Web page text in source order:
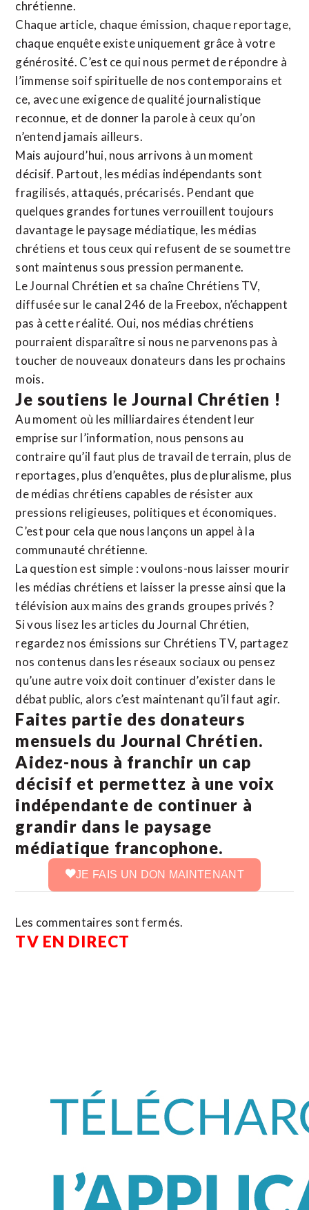
chrétienne.
Chaque article, chaque émission, chaque reportage,
chaque enquête existe uniquement grâce à votre
générosité. C’est ce qui nous permet de répondre à
l’immense soif spirituelle de nos contemporains et
ce, avec une exigence de qualité journalistique
reconnue, et de donner la parole à ceux qu’on
n’entend jamais ailleurs.
Mais aujourd’hui, nous arrivons à un moment
décisif. Partout, les médias indépendants sont
fragilisés, attaqués, précarisés. Pendant que
quelques grandes fortunes verrouillent toujours
davantage le paysage médiatique, les médias
chrétiens et tous ceux qui refusent de se soumettre
sont maintenus sous pression permanente.
Le Journal Chrétien et sa chaîne Chrétiens TV,
diffusée sur le canal 246 de la Freebox, n’échappent
pas à cette réalité. Oui, nos médias chrétiens
pourraient disparaître si nous ne parvenons pas à
toucher de nouveaux donateurs dans les prochains
mois.
Je soutiens le Journal Chrétien !
Au moment où les milliardaires étendent leur
emprise sur l’information, nous pensons au
contraire qu’il faut plus de travail de terrain, plus de
reportages, plus d’enquêtes, plus de pluralisme, plus
de médias chrétiens capables de résister aux
pressions religieuses, politiques et économiques.
C’est pour cela que nous lançons un appel à la
communauté chrétienne.
La question est simple : voulons-nous laisser mourir
les médias chrétiens et laisser la presse ainsi que la
télévision aux mains des grands groupes privés ?
Si vous lisez les articles du Journal Chrétien,
regardez nos émissions sur Chrétiens TV, partagez
nos contenus dans les réseaux sociaux ou pensez
qu’une autre voix doit continuer d’exister dans le
débat public, alors c’est maintenant qu’il faut agir.
Faites partie des donateurs
mensuels du Journal Chrétien.
Aidez-nous à franchir un cap
décisif et permettez à une voix
indépendante de continuer à
grandir dans le paysage
médiatique francophone.
JE FAIS UN DON MAINTENANT
Les commentaires sont fermés.
TV EN DIRECT